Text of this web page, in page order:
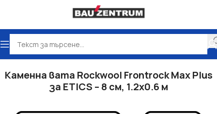
Начало Топлоизолация
Каменна вата Rockwool Frontrock Max Plus
за ETICS – 8 см, 1.2х0.6 м